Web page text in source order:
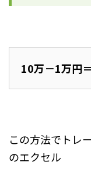
10万－1万円
この方法でトレ
のエクセル